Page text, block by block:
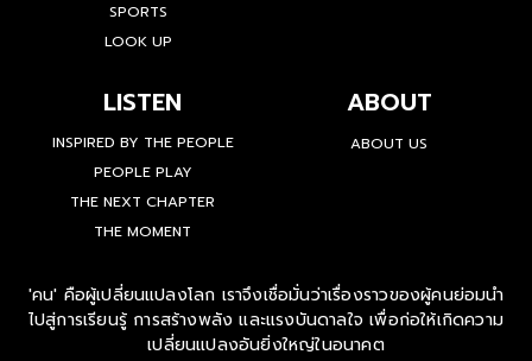
SPORTS
LOOK UP
LISTEN
INSPIRED BY THE PEOPLE
PEOPLE PLAY
THE NEXT CHAPTER
THE MOMENT
ABOUT
ABOUT US
'คน' คือผู้เปลี่ยนแปลงโลก เราจึงเชื่อมั่นว่าเรื่องราวของผู้คนย่อมนำ
ไปสู่การเรียนรู้ การสร้างพลัง และแรงบันดาลใจ เพื่อก่อให้เกิดความ
เปลี่ยนแปลงอันยิ่งใหญ่ในอนาคต